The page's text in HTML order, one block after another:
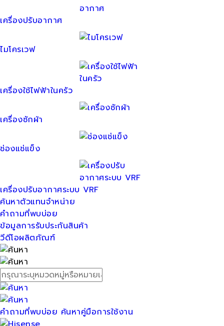
เครื่องปรับอากาศ
ไมโครเวฟ
เครื่องใช้ไฟฟ้าในครัว
เครื่องซักผ้า
ช่องแช่แข็ง
เครื่องปรับอากาศระบบ VRF
ค้นหาตัวแทนจำหน่าย
คำถามที่พบบ่อย
ข้อมูลการรับประกันสินค้า
วีดีโอผลิตภัณฑ์
คำถามที่พบบ่อย ค้นหาคู่มือการใช้งาน